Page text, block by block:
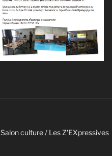
Salon culture / Les Z'EXpressives